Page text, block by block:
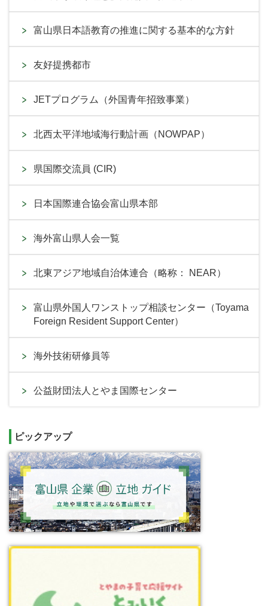
富山県日本語教育の推進に関する基本的な方針
友好提携都市
JETプログラム（外国青年招致事業）
北西太平洋地域海行動計画（NOWPAP）
県国際交流員 (CIR)
日本国際連合協会富山県本部
海外富山県人会一覧
北東アジア地域自治体連合（略称： NEAR）
富山県外国人ワンストップ相談センター（Toyama
Foreign Resident Support Center）
海外技術研修員等
公益財団法人とやま国際センター
ピックアップ